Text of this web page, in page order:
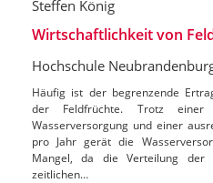
Steffen König
Wirtschaftlichkeit von
Hochschule
Häufig ist der begrenzende
der Feldfrüchte. Trotz einer
Wasserversorgung und einer
pro Jahr gerät die
Mangel, da die Verteilung der
zeitlichen…